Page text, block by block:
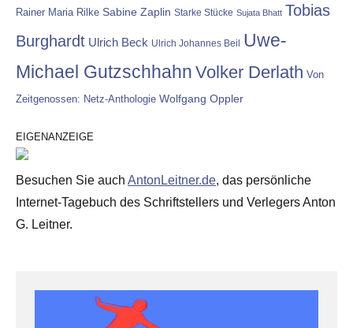
Rainer Maria Rilke Sabine Zaplin Starke Stücke Sujata Bhatt Tobias
Burghardt Ulrich Beck Ulrich Johannes Beil Uwe-
Michael Gutzschhahn Volker Derlath Von
Zeitgenossen: Netz-Anthologie Wolfgang Oppler
EIGENANZEIGE
Besuchen Sie auch AntonLeitner.de, das persönliche
Internet-Tagebuch des Schriftstellers und Verlegers Anton
G. Leitner.